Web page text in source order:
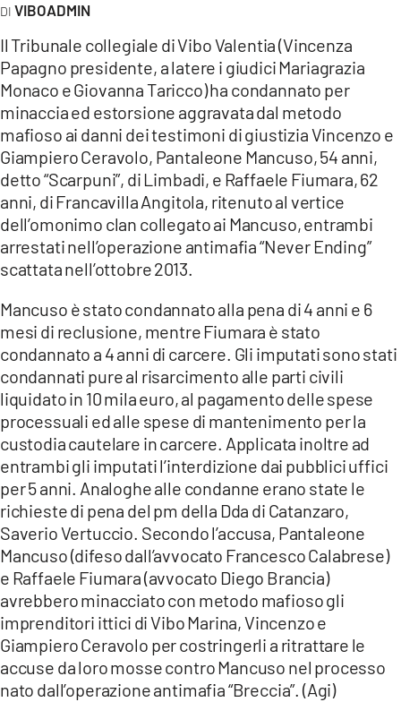
LaC
LACPLAY.IT
LACTV.IT
LACONAIR.IT
LACITYMAG.IT
ILREGGINO.IT
COSENZACHANNEL.IT
CATANZAROCHANNEL.IT
LACAPITALENEWS.IT
App
ANDROID
APPLE
VIBOADMIN
Il Tribunale collegiale di Vibo Valentia (Vincenza
Papagno presidente, a latere i giudici Mariagrazia
Monaco e Giovanna Taricco) ha condannato per
minaccia ed estorsione aggravata dal metodo
mafioso ai danni dei testimoni di giustizia Vincenzo e
Giampiero Ceravolo, Pantaleone Mancuso, 54 anni,
detto “Scarpuni”, di Limbadi, e Raffaele Fiumara, 62
anni, di Francavilla Angitola, ritenuto al vertice
dell’omonimo clan collegato ai Mancuso, entrambi
arrestati nell’operazione antimafia “Never Ending”
scattata nell’ottobre 2013.
Mancuso è stato condannato alla pena di 4 anni e 6
mesi di reclusione, mentre Fiumara è stato
condannato a 4 anni di carcere. Gli imputati sono stati
condannati pure al risarcimento alle parti civili
liquidato in 10 mila euro, al pagamento delle spese
processuali ed alle spese di mantenimento per la
custodia cautelare in carcere. Applicata inoltre ad
entrambi gli imputati l’interdizione dai pubblici uffici
per 5 anni. Analoghe alle condanne erano state le
richieste di pena del pm della Dda di Catanzaro,
Saverio Vertuccio. Secondo l’accusa, Pantaleone
Mancuso (difeso dall’avvocato Francesco Calabrese)
e Raffaele Fiumara (avvocato Diego Brancia)
avrebbero minacciato con metodo mafioso gli
imprenditori ittici di Vibo Marina, Vincenzo e
Giampiero Ceravolo per costringerli a ritrattare le
accuse da loro mosse contro Mancuso nel processo
nato dall’operazione antimafia “Breccia”. (Agi)